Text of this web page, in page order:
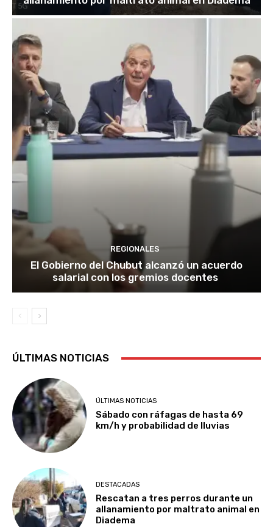
REGIONALES
El Gobierno del Chubut alcanzó un acuerdo
salarial con los gremios docentes
ÚLTIMAS NOTICIAS
ÚLTIMAS NOTICIAS
Sábado con ráfagas de hasta 69
km/h y probabilidad de lluvias
DESTACADAS
Rescatan a tres perros durante un
allanamiento por maltrato animal en
Diadema